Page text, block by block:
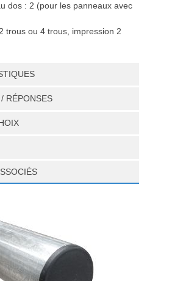
dos : 2 (pour les panneaux avec
trous ou 4 trous, impression 2
RÉPONSES